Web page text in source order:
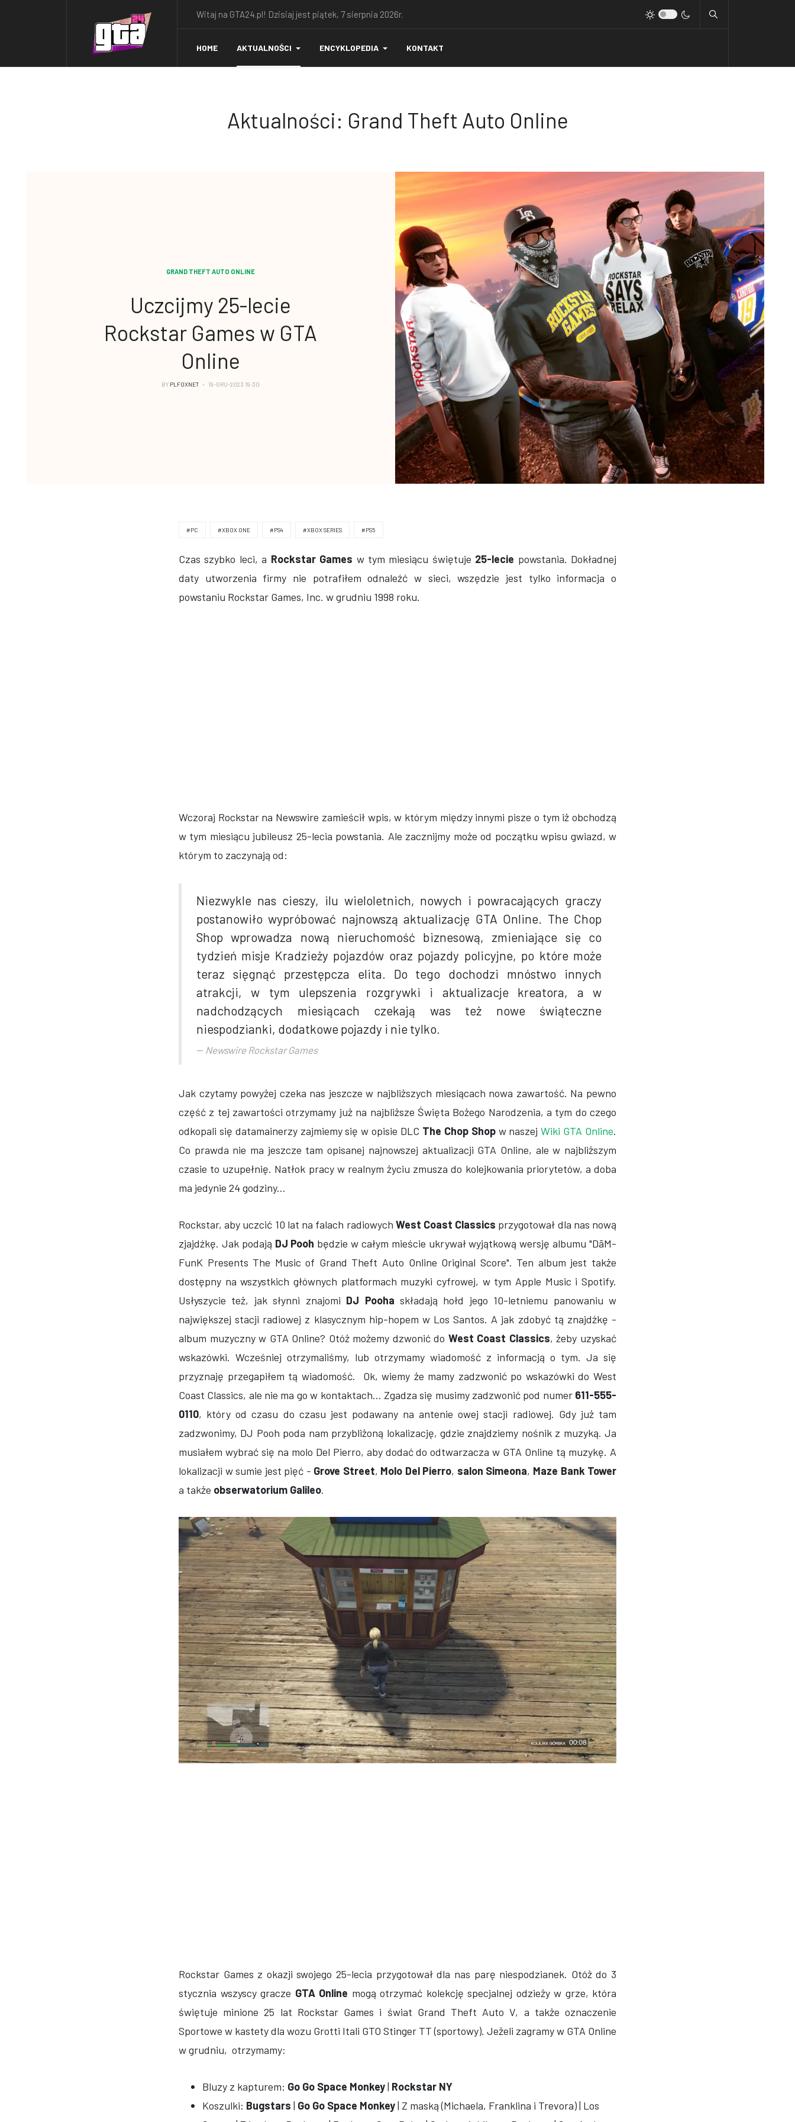
Witaj na GTA24.pl! Dzisiaj jest piątek, 7 sierpnia 2026r.
HOME AKTUALNOŚCI ENCYKLOPEDIA KONTAKT
Aktualności: Grand Theft Auto Online
GRAND THEFT AUTO ONLINE
Uczcijmy 25-lecie
Rockstar Games w GTA
Online
BY PLFOXNET 19-GRU-2023 19:30
#PC #XBOX ONE #PS4 #XBOX SERIES #PS5
Czas szybko leci, a Rockstar Games w tym miesiącu świętuje 25-lecie powstania. Dokładnej
daty utworzenia firmy nie potrafiłem odnaleźć w sieci, wszędzie jest tylko informacja o
powstaniu Rockstar Games, Inc. w grudniu 1998 roku.
Wczoraj Rockstar na Newswire zamieścił wpis, w którym między innymi pisze o tym iż obchodzą
w tym miesiącu jubileusz 25-lecia powstania. Ale zacznijmy może od początku wpisu gwiazd, w
którym to zaczynają od:
Niezwykle nas cieszy, ilu wieloletnich, nowych i powracających graczy
postanowiło wypróbować najnowszą aktualizację GTA Online. The Chop
Shop wprowadza nową nieruchomość biznesową, zmieniające się co
tydzień misje Kradzieży pojazdów oraz pojazdy policyjne, po które może
teraz sięgnąć przestępcza elita. Do tego dochodzi mnóstwo innych
atrakcji, w tym ulepszenia rozgrywki i aktualizacje kreatora, a w
nadchodzących miesiącach czekają was też nowe świąteczne
niespodzianki, dodatkowe pojazdy i nie tylko.
Newswire Rockstar Games
Jak czytamy powyżej czeka nas jeszcze w najbliższych miesiącach nowa zawartość. Na pewno
część z tej zawartości otrzymamy już na najbliższe Święta Bożego Narodzenia, a tym do czego
odkopali się datamainerzy zajmiemy się w opisie DLC The Chop Shopw naszejWiki GTA Online.
Co prawda nie ma jeszcze tam opisanej najnowszej aktualizacji GTA Online, ale w najbliższym
czasie to uzupełnię. Natłok pracy w realnym życiu zmusza do kolejkowania priorytetów, a doba
ma jedynie 24 godziny...
Rockstar, aby uczcić 10 lat na falach radiowych West Coast Classics przygotował dla nas nową
zjajdźkę. Jak podają DJ Pooh będzie w całym mieście ukrywał wyjątkową wersję albumu "DāM-
FunK Presents The Music of Grand Theft Auto Online Original Score". Ten album jest także
dostępny na wszystkich głównych platformach muzyki cyfrowej, w tym Apple Music i Spotify.
Usłyszycie też, jak słynni znajomi DJ Pooha składają hołd jego 10-letniemu panowaniu w
największej stacji radiowej z klasycznym hip-hopem w Los Santos. A jak zdobyć tą znajdźkę -
album muzyczny w GTA Online? Otóż możemy dzwonić do West Coast Classics, żeby uzyskać
wskazówki. Wcześniej otrzymaliśmy, lub otrzymamy wiadomość z informacją o tym. Ja się
przyznaję przegapiłem tą wiadomość. Ok, wiemy że mamy zadzwonić po wskazówki do West
Coast Classics, ale nie ma go w kontaktach... Zgadza się musimy zadzwonić pod numer 611-555-
0110, który od czasu do czasu jest podawany na antenie owej stacji radiowej. Gdy już tam
zadzwonimy, DJ Pooh poda nam przybliżoną lokalizację, gdzie znajdziemy nośnik z muzyką. Ja
musiałem wybrać się na molo Del Pierro, aby dodać do odtwarzacza w GTA Online tą muzykę. A
lokalizacji w sumie jest pięć - Grove Street, Molo Del Pierro, salon Simeona, Maze Bank Tower
a także obserwatorium Galileo.
Rockstar Games z okazji swojego 25-lecia przygotował dla nas parę niespodzianek. Otóż do 3
stycznia wszyscy gracze GTA Online mogą otrzymać kolekcję specjalnej odzieży w grze, która
świętuje minione 25 lat Rockstar Games i świat Grand Theft Auto V, a także oznaczenie
Sportowe w kastety dla wozu Grotti Itali GTO Stinger TT (sportowy). Jeżeli zagramy w GTA Online
w grudniu, otrzymamy:
Bluzy z kapturem: Go Go Space Monkey| Rockstar NY
Koszulki: Bugstars | Go Go Space Monkey| Z maską (Michaela, Franklina i Trevora) | Los